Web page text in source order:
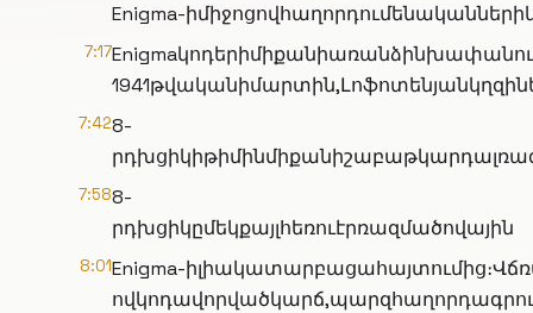
Enigma-
7:17
7:428-
7:588-
րդխցիկըմեկքայլհեռուէրռազմածովային
8:01Enigma-